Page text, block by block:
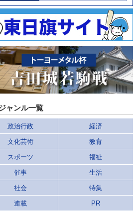
ャンル一覧
政治行政 経済
文化芸術 教育
スポーツ 福祉
催事 生活
社会 特集
連載 PR